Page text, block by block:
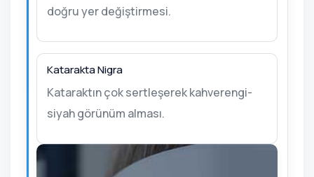
doğru yer değiştirmesi.
Katarakta Nigra
Kataraktın çok sertleşerek kahverengi-
siyah görünüm alması.